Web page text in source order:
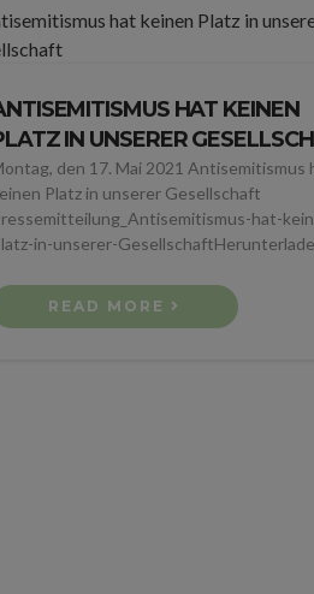
HAT KEINEN
IN UNSERER
den 17. Mai 2021 Antisemitismus
Platz in unserer Gesellschaft
hat-
in-unserer-
READ MORE